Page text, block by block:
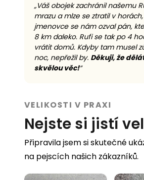
„Váš obojek zachránil našemu
mrazu a mlze se ztratil v
jmenovce se nám ozval pán,
8 km daleko. Rufi se tak po 4
vrátit domů. Kdyby tam musel
noc, nepřežil by. Děkuji, že
skvělou věc!“
VELIKOSTI V PRAXI
Nejste si jistí
Připravila jsem si skutečné
na pejscích našich zákazníků.